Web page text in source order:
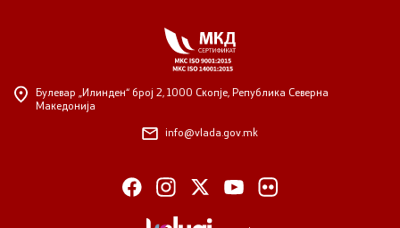
Булевар „Илинден“ број 2, 1000 Скопје, Република Северна
Македонија
info@vlada.gov.mk